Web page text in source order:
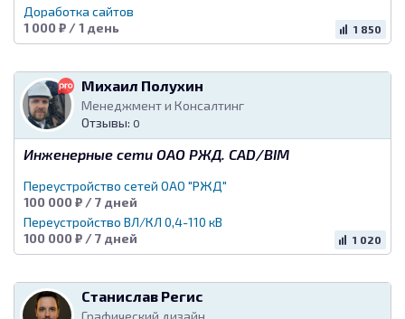
Доработка сайтов
1 000 ₽ / 1 день
1 850
Михаил Полухин
Менеджмент и Консалтинг
Отзывы: 0
Инженерные сети ОАО РЖД. CAD/BIM
Переустройство сетей ОАО "РЖД"
100 000 ₽ / 7 дней
Переустройство ВЛ/КЛ 0,4-110 кВ
100 000 ₽ / 7 дней
1 020
Станислав Регис
Графический дизайн